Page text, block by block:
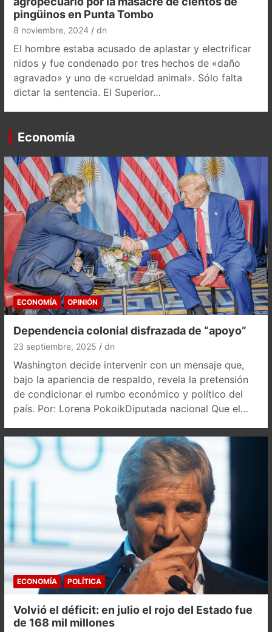
pingüinos en Punta Tombo
8 noviembre, 2024 dn
El hombre estaba acusado de aplastar y electrificar
nidos y fue condenado por tres hechos de «daño
agravado» y uno de «crueldad animal». Sólo falta
dictar la sentencia. El Superior…
Economía
ECONOMÍA OPINIÓN
Dependencia colonial disfrazada de “apoyo”
23 septiembre, 2025 dn
Washington decide intervenir con un mensaje que,
bajo la apariencia de respaldo, revela la pretensión
de condicionar el rumbo económico y político del
país. Por: Lorena PokoikDiputada nacional Que el…
ECONOMÍA POLÍTICA
Volvió el déficit: en julio el rojo del Estado fue
de 168 mil millones